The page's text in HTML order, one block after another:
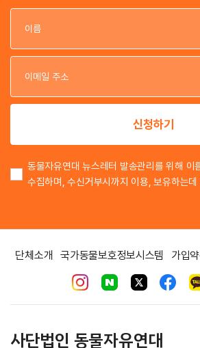
신청하기
동물자유연대 뉴스레터 발송관리를 위해 이
수집하며, 수신거부시까지 이용, 보유하는
단체소개 국가동물보호정보시스템 가입
사단법인 동물자유연대